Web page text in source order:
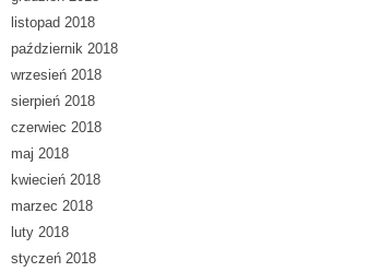
listopad 2018
październik 2018
wrzesień 2018
sierpień 2018
czerwiec 2018
maj 2018
kwiecień 2018
marzec 2018
luty 2018
styczeń 2018